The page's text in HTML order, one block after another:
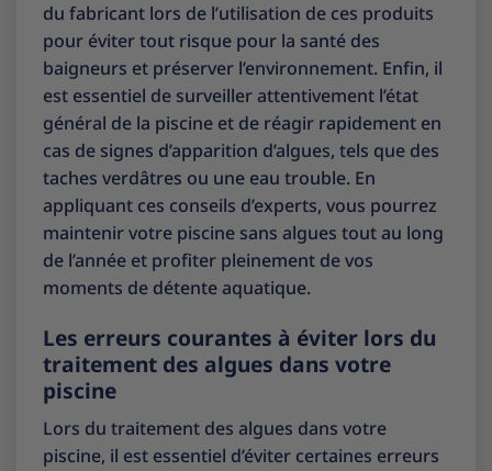
du fabricant lors de l’utilisation de ces produits
pour éviter tout risque pour la santé des
baigneurs et préserver l’environnement. Enfin, il
est essentiel de surveiller attentivement l’état
général de la piscine et de réagir rapidement en
cas de signes d’apparition d’algues, tels que des
taches verdâtres ou une eau trouble. En
appliquant ces conseils d’experts, vous pourrez
maintenir votre piscine sans algues tout au long
de l’année et profiter pleinement de vos
moments de détente aquatique.
Les erreurs courantes à éviter lors du
traitement des algues dans votre
piscine
Lors du traitement des algues dans votre
piscine, il est essentiel d’éviter certaines erreurs